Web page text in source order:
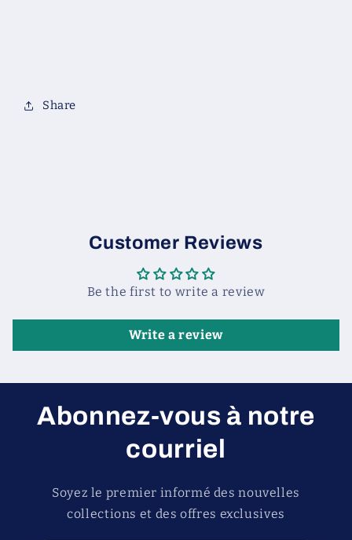
Share
Customer Reviews
Be the first to write a review
Write a review
Abonnez-vous à notre
courriel
Soyez le premier informé des nouvelles
collections et des offres exclusives